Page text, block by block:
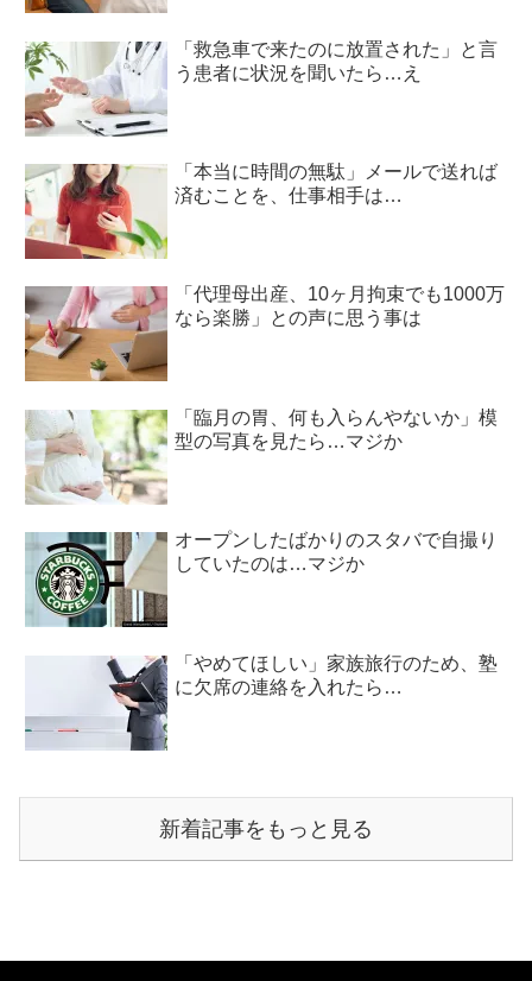
「救急車で来たのに放置された」と言
う患者に状況を聞いたら…え
「本当に時間の無駄」メールで送れば
済むことを、仕事相手は…
「代理母出産、10ヶ月拘束でも1000万
なら楽勝」との声に思う事は
「臨月の胃、何も入らんやないか」模
型の写真を見たら…マジか
オープンしたばかりのスタバで自撮り
していたのは…マジか
「やめてほしい」家族旅行のため、塾
に欠席の連絡を入れたら…
新着記事をもっと見る